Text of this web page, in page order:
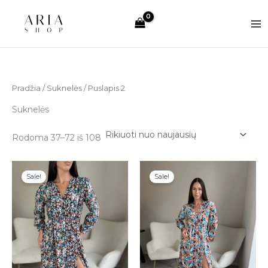
turinio
Pradžia / Suknelės / Puslapis 2
Suknelės
Rodoma 37–72 iš 108
naujausią
Sale! Sale!